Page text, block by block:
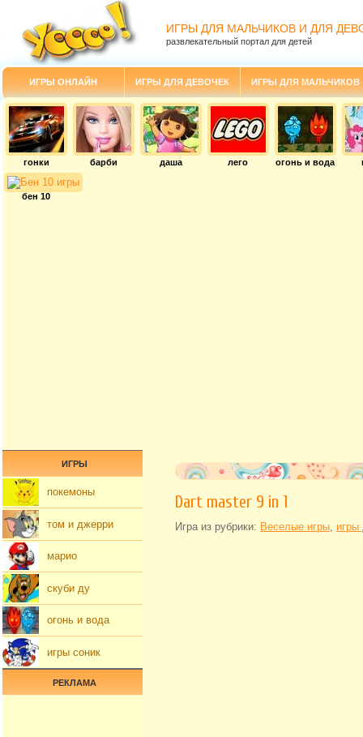
ИГРЫ ДЛЯ МАЛЬЧИКОВ И ДЛЯ
развлекательный портал для детей
ИГРЫ ОНЛАЙН ИГРЫ ДЛЯ ДЕВОЧЕК ИГРЫ ДЛЯ МАЛЬЧИКОВ
гонки барби даша лего огонь и вода
бен 10
Dart master 9 in 1
Игра из рубрики: Веселые игры, игры
ИГРЫ
покемоны
том и джерри
марио
скуби ду
огонь и вода
игры соник
РЕКЛАМА